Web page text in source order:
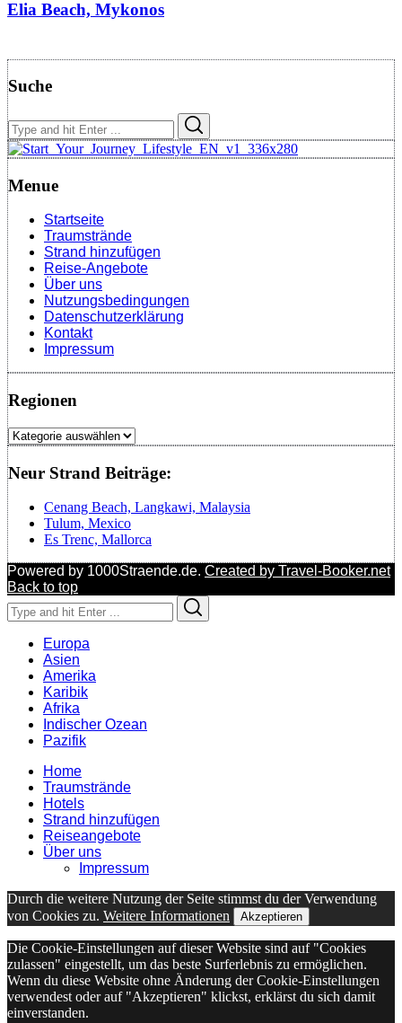
Elia Beach, Mykonos
Suche
Search
for:
Menue
Startseite
Traumstrände
Strand hinzufügen
Reise-Angebote
Über uns
Nutzungsbedingungen
Datenschutzerklärung
Kontakt
Impressum
Regionen
Regionen
Neur Strand Beiträge:
Cenang Beach, Langkawi, Malaysia
Tulum, Mexico
Es Trenc, Mallorca
Powered by 1000Straende.de. Created by Travel-Booker.net
Back to top
Search
for:
Europa
Asien
Amerika
Karibik
Afrika
Indischer Ozean
Pazifik
Home
Traumstrände
Hotels
Strand hinzufügen
Reiseangebote
Über uns
Impressum
Durch die weitere Nutzung der Seite stimmst du der Verwendung
von Cookies zu. Weitere Informationen Akzeptieren
Die Cookie-Einstellungen auf dieser Website sind auf "Cookies
zulassen" eingestellt, um das beste Surferlebnis zu ermöglichen.
Wenn du diese Website ohne Änderung der Cookie-Einstellungen
verwendest oder auf "Akzeptieren" klickst, erklärst du sich damit
einverstanden.